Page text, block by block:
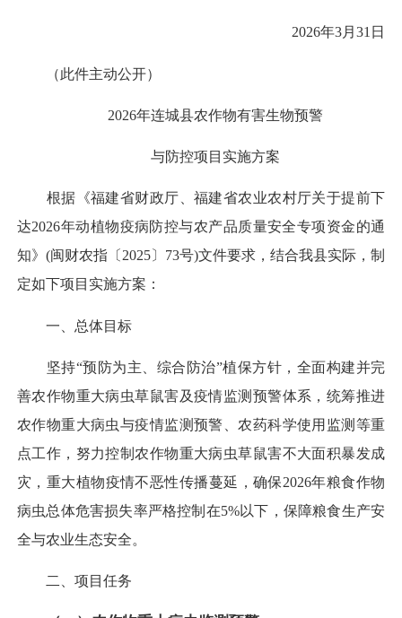
2026年3月31日
（此件主动公开）
2026年连城县农作物有害生物预警
与防控项目实施方案
根据《福建省财政厅、福建省农业农村厅关于提前下
达2026年动植物疫病防控与农产品质量安全专项资金的通
知》(闽财农指〔2025〕73号)文件要求，结合我县实际，制
定如下项目实施方案：
一、 总体目标
坚持“预防为主、综合防治”植保方针，全面构建并完
善农作物重大病虫草鼠害及疫情监测预警体系，统筹推进
农作物重大病虫与疫情监测预警、农药科学使用监测等重
点工作，努力控制农作物重大病虫草鼠害不大面积暴发成
灾，重大植物疫情不恶性传播蔓延，确保2026年粮食作物
病虫总体危害损失率严格控制在5%以下，保障粮食生产安
全与农业生态安全。
二、 项目任务